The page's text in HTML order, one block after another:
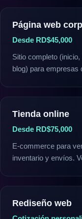
Página web
Desde RD$45,000
Sitio completo
blog) para empresas
Tienda online
Desde RD$75,000
E-commerce para
inventario y envíos.
Rediseño web